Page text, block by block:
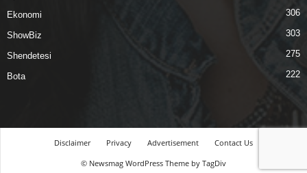
Ekonomi 306
ShowBiz 303
Shendetesi 275
Bota 222
Disclaimer Privacy Advertisement
Contact Us
© Newsmag WordPress Theme by TagDiv